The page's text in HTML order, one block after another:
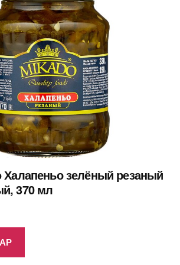
Халапеньо зелёный резаный
370 мл